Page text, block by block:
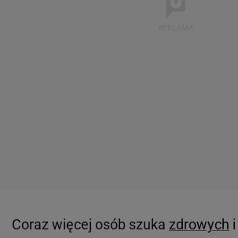
Coraz więcej osób szuka zdrowych